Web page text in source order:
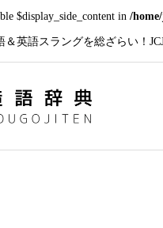
$display_side_content in /
＆英語スラングを総ざらい！